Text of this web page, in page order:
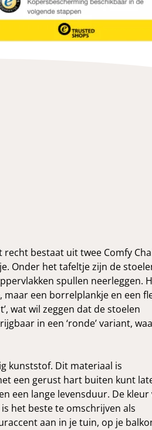
bestaat uit twee Comfy
Onder het tafeltje zijn de
spullen neerleggen.
een borrelplankje en een
wat wil zeggen dat de stoelen
in een ‘ronde’ variant,
kunststof. Dit materiaal is
een gerust hart buiten kunt
een lange levensduur. De kleur
het beste te omschrijven als
aan in je tuin, op je